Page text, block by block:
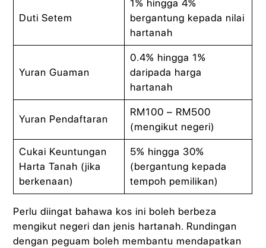
Duti Setem
1% hingga 4%
bergantung kepada nilai
hartanah
Yuran Guaman
0.4% hingga 1%
daripada harga
hartanah
Yuran Pendaftaran
RM100 – RM500
(mengikut negeri)
Cukai Keuntungan
Harta Tanah (jika
berkenaan)
5% hingga 30%
(bergantung kepada
tempoh pemilikan)
Perlu diingat bahawa kos ini boleh berbeza
mengikut negeri dan jenis hartanah. Rundingan
dengan peguam boleh membantu mendapatkan